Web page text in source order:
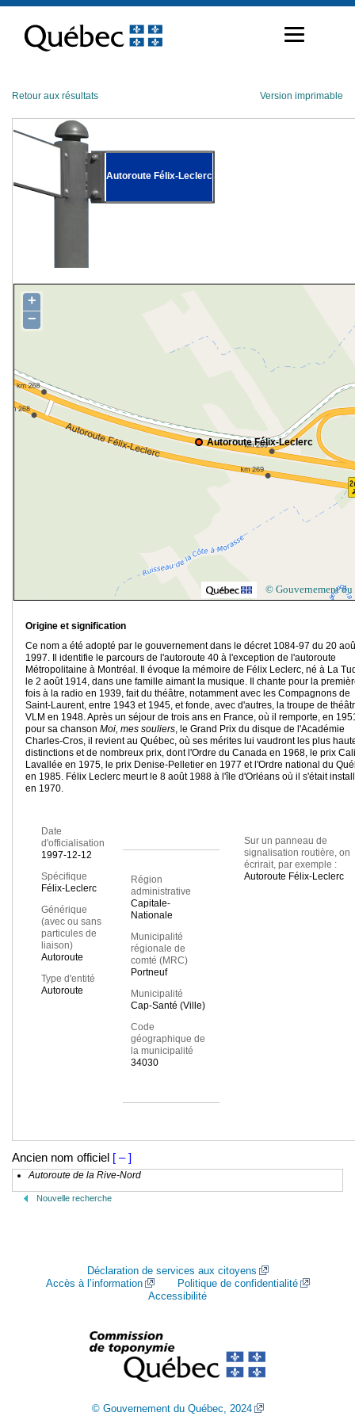
contenu
Retour aux résultats Version imprimable
Autoroute Félix-Leclerc
Autoroute Félix-Leclerc
+
−
© Gouvernement du
Origine et signification
Ce nom a été adopté par le gouvernement dans le décret 1084-97 du 20
1997. Il identifie le parcours de l'autoroute 40 à l'exception de l'autoroute
Métropolitaine à Montréal. Il évoque la mémoire de Félix Leclerc, né à La
le 2 août 1914, dans une famille aimant la musique. Il chante pour la
fois à la radio en 1939, fait du théâtre, notamment avec les Compagnons de
Saint-Laurent, entre 1943 et 1945, et fonde, avec d'autres, la troupe de
VLM en 1948. Après un séjour de trois ans en France, où il remporte, en
pour sa chanson Moi, mes souliers, le Grand Prix du disque de l'Académie
Charles-Cros, il revient au Québec, où ses mérites lui vaudront les plus
distinctions et de nombreux prix, dont l'Ordre du Canada en 1968, le prix
Lavallée en 1975, le prix Denise-Pelletier en 1977 et l'Ordre national du
en 1985. Félix Leclerc meurt le 8 août 1988 à l'île d'Orléans où il s'était
en 1970.
Date
d'officialisation
1997-12-12
Spécifique
Félix-Leclerc
Générique
(avec ou sans
particules de
liaison)
Autoroute
Type d'entité
Autoroute
Région
administrative
Capitale-
Nationale
Municipalité
régionale de
comté (MRC)
Portneuf
Municipalité
Cap-Santé (Ville)
Code
géographique de
la municipalité
34030
Sur un panneau de
signalisation routière, on
écrirait, par exemple :
Autoroute Félix-Leclerc
Ancien nom officiel [ – ]
Autoroute de la Rive-Nord
Nouvelle recherche
Déclaration de services aux citoyens
Accès à l’information
Politique de confidentialité
Accessibilité
© Gouvernement du Québec, 2024